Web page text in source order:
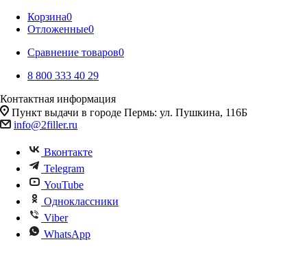
Корзина0
Отложенные0
Сравнение товаров0
8 800 333 40 29
Контактная информация
Пункт выдачи в городе Пермь: ул. Пушкина, 116Б
info@2filler.ru
Вконтакте
Telegram
YouTube
Одноклассники
Viber
WhatsApp